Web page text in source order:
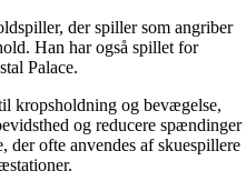
der spiller som angriber
Han har også spillet for
Palace.
kropsholdning og bevægelse,
og reducere spændinger
der ofte anvendes af skuespillere